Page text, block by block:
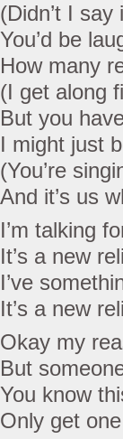
(Didn’t I say
You’d be
How many
(I get along
But you
I might just
(You’re
And it’s us
I’m talking
It’s a new
I’ve
It’s a new
Okay my
But
You know
Only get